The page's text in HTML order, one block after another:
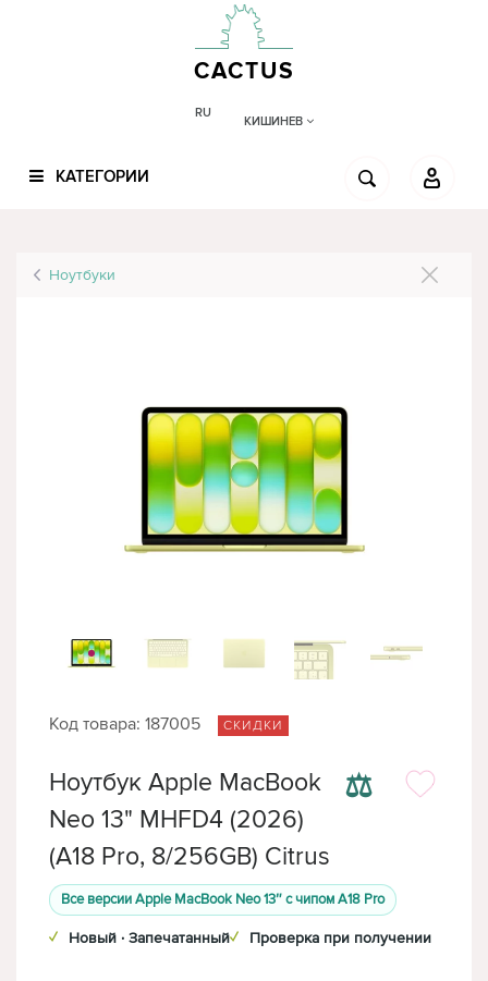
CACTUS
RU
КИШИНЕВ
КАТЕГОРИИ
Ноутбуки
Код товара: 187005 СКИДКИ
⚖
Ноутбук Apple MacBook
Neo 13" MHFD4 (2026)
(A18 Pro, 8/256GB) Citrus
Все версии Apple MacBook Neo 13″ с чипом A18 Pro
✓ Новый · Запечатанный✓ Проверка при получении